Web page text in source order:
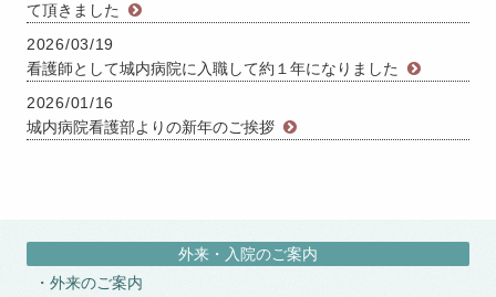
て頂きました
2026/03/19
看護師として城内病院に入職して約１年になりました
2026/01/16
城内病院看護部よりの新年のご挨拶
外来・入院のご案内
外来のご案内